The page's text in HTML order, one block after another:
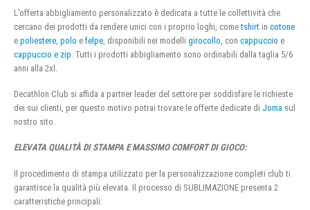
L’offerta abbigliamento personalizzato è dedicata a tutte le collettività che
cercano dei prodotti da rendere unici con i proprio loghi, cometshirt in cotone
e poliestere polo e felpe , disponibili nei modelli girocollo , con cappuccio e
cappuccio e zip . Tutti i prodotti abbigliamento sono ordinabili dalla taglia 5/6
anni alla 2xl.
Decathlon Club si affida a partner leader del settore per soddisfare le richieste
dei sui clienti, per questo motivo potrai trovare le offerte dedicate di Joma sul
nostro sito.
ELEVATA QUALITÀ DI STAMPA E MASSIMO COMFORT DI GIOCO:
Il procedimento di stampa utilizzato per la personalizzazione completi club ti
garantisce la qualità più elevata. Il processo di SUBLIMAZIONE presenta 2
caratteristiche principali: